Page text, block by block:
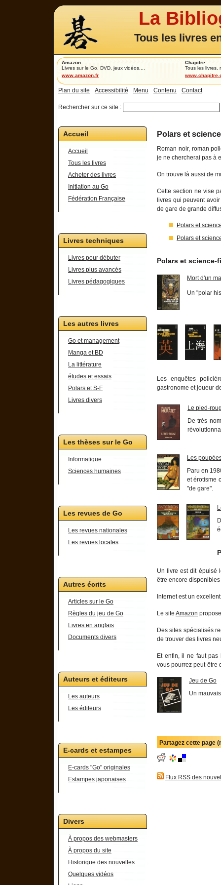
La
Tous les livres
Amazon
Livres sur le Go, DVD, jeux vidéos,...
www.amazon.fr
Chapitre
Tous les livres,
Plan du site Accessibilité Menu Contenu Contact
Rechercher sur ce site :
Accueil
Accueil
Tous les livres
Acheter des livres
Initiation au Go
Fédération Française
Livres techniques
Livres pour débuter
Livres plus avancés
Livres pédagogiques
Les autres livres
Go et management
Manga et BD
La littérature
études et essais
Polars et S-F
Livres divers
Les thèses sur le Go
Informatique
Sciences humaines
Les revues de Go
Les revues nationales
Les revues locales
Autres écrits
Articles sur le Go
Règles du jeu de Go
Livres en anglais
Documents divers
Auteurs et éditeurs
Les auteurs
Les éditeurs
E-cards et estampes
E-cards "Go" originales
Estampes japonaises
Divers
À propos des webmasters
À propos du site
Historique des nouvelles
Quelques vidéos
Polars et
Roman noir, roman
je ne chercherai pas à
On trouve là aussi de
Cette section ne vise
livres qui peuvent
de gare de grande
Polars et
Polars et
Polars et
Mort d'un
Un "polar
Les enquêtes
gastronome et joueur
Le pied-
De très
Les
Paru en
et érotisme
"de gare".
Un livre est dit épuisé
être encore
Internet est un
Le site Amazon
Des sites spécialisés
de trouver des livres
Et enfin, il ne faut
vous pourrez peut-être
Jeu de Go
Un
Partagez cette page
Flux RSS des